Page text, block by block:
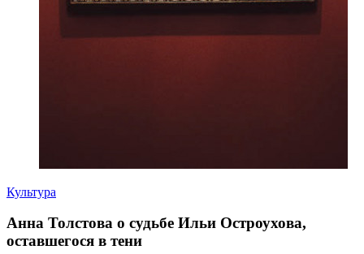
Культура
Анна Толстова о судьбе Ильи Остроухова,
оставшегося в тени